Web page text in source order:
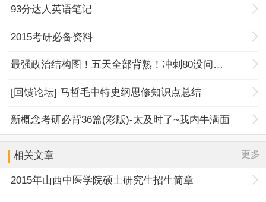
93分达人英语笔记
2015考研必备资料
最强政治结构图！五天全部背熟！冲刺80没问题！
[回馈论坛] 马哲毛中特史纲思修知识点总结
新概念考研必背36篇(彩版)-太及时了~我内牛满面
相关文章 更多
2015年山西中医学院硕士研究生招生简章